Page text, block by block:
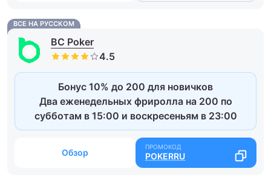
ВСЕ НА РУССКОМ
BC Poker
Бонус 10% до 200 для новичков
Два еженедельных фриролла на 200 по
субботам в 15:00 и воскресеньям в 23:00
Обзор POKERRU